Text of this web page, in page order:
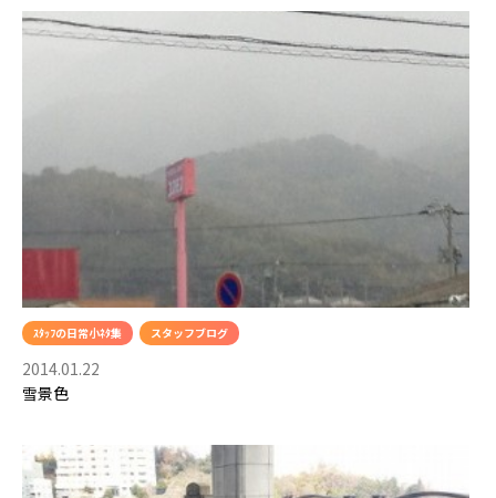
ｽﾀｯﾌの日常小ﾈﾀ集 スタッフブログ
2014.01.22
雪景色